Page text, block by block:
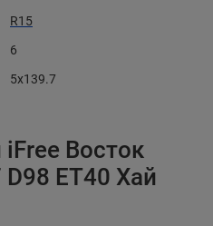
R15
6
5x139.7
Восток
ET40 Хай